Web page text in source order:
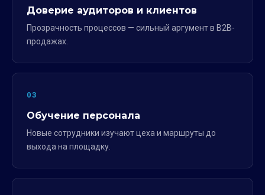
Доверие аудиторов и клиентов
Прозрачность процессов — сильный аргумент в B2B-
продажах.
03
Обучение персонала
Новые сотрудники изучают цеха и маршруты до
выхода на площадку.